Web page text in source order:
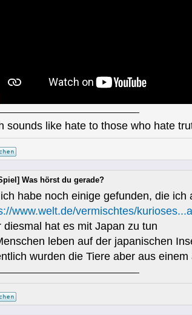
sounds like hate to those who hate
Was hörst du gerade?
habe noch einige gefunden, die ich
www.welt.de/vermischtes/
diesmal hat es mit Japan zu tun
leben auf der japanischen
wurden die Tiere aber aus